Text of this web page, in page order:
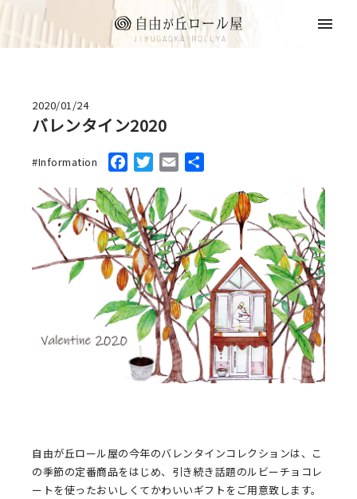
2020/01/24
バレンタイン2020
Information FacebookTwitter
Email
自由が丘ロール屋の今年のバレンタインコレクションは、こ
の季節の定番商品をはじめ、引き続き話題のルビーチョコレ
ートを使ったおいしくてかわいいギフトをご用意致します。